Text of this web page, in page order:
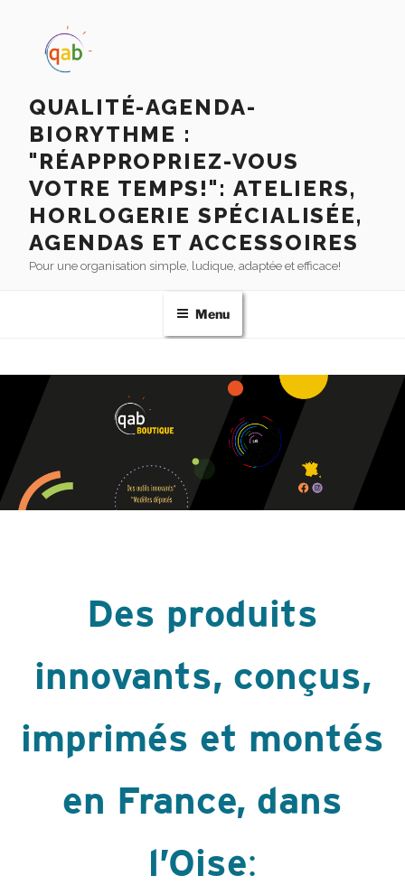
QUALITÉ-AGENDA-
BIORYTHME :
"RÉAPPROPRIEZ-VOUS
VOTRE TEMPS!": ATELIERS,
HORLOGERIE SPÉCIALISÉE,
AGENDAS ET ACCESSOIRES
Pour une organisation simple, ludique, adaptée et efficace!
Menu
Des produits
innovants, conçus,
imprimés et montés
en France, dans
l’Oise: